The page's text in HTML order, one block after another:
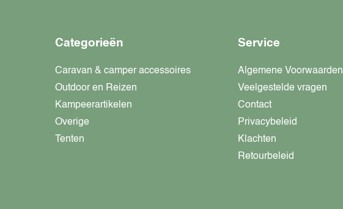
Categorieën
Caravan & camper accessoires
Outdoor en Reizen
Kampeerartikelen
Overige
Tenten
Service
Algemene Voorwaarden
Veelgestelde vragen
Contact
Privacybeleid
Klachten
Retourbeleid